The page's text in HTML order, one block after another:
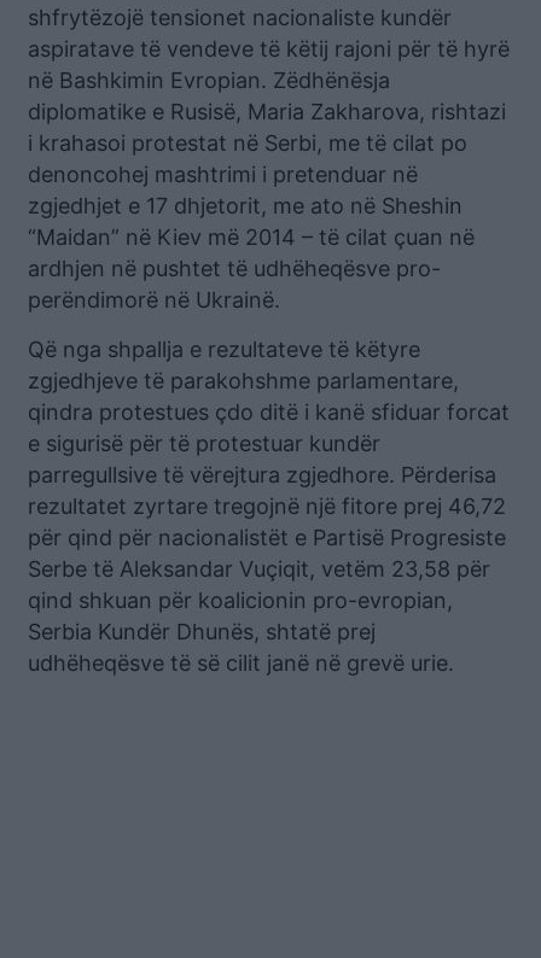
shfrytëzojë tensionet nacionaliste kundër
aspiratave të vendeve të këtij rajoni për të hyrë
në Bashkimin Evropian. Zëdhënësja
diplomatike e Rusisë, Maria Zakharova, rishtazi
i krahasoi protestat në Serbi, me të cilat po
denoncohej mashtrimi i pretenduar në
zgjedhjet e 17 dhjetorit, me ato në Sheshin
“Maidan” në Kiev më 2014 – të cilat çuan në
ardhjen në pushtet të udhëheqësve pro-
perëndimorë në Ukrainë.
Që nga shpallja e rezultateve të këtyre
zgjedhjeve të parakohshme parlamentare,
qindra protestues çdo ditë i kanë sfiduar forcat
e sigurisë për të protestuar kundër
parregullsive të vërejtura zgjedhore. Përderisa
rezultatet zyrtare tregojnë një fitore prej 46,72
për qind për nacionalistët e Partisë Progresiste
Serbe të Aleksandar Vuçiqit, vetëm 23,58 për
qind shkuan për koalicionin pro-evropian,
Serbia Kundër Dhunës, shtatë prej
udhëheqësve të së cilit janë në grevë urie.